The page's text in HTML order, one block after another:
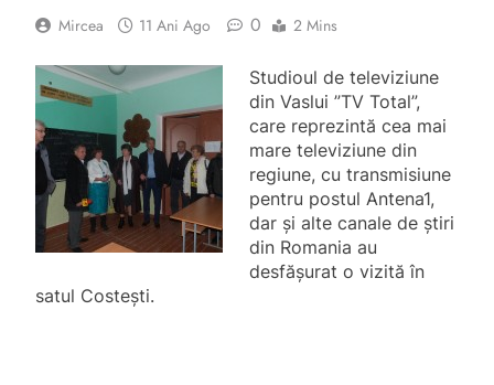
Mircea 11 Ani Ago 0 2 Mins
Studioul de televiziune
din Vaslui ”TV Total”,
care reprezintă cea mai
mare televiziune din
regiune, cu transmisiune
pentru postul Antena1,
dar și alte canale de știri
din Romania au
desfășurat o vizită în
satul Costești.